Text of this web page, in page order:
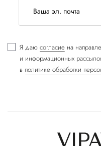
Я даю согласие на
и информационных
в политике обработки